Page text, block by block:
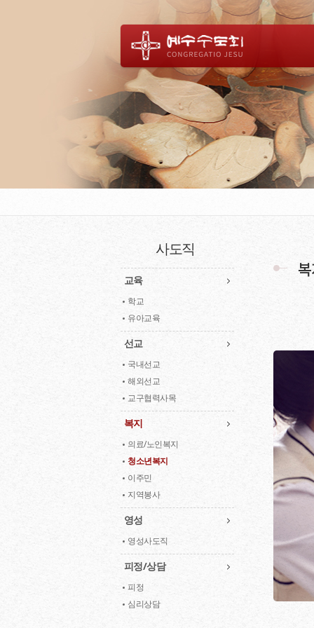
사도직
교육
학교
유아교육
선교
국내선교
해외선교
교구협력사목
복지
의료/노인복지
청소년복지
이주민
지역봉사
영성
영성사도직
피정/상담
피정
심리상담